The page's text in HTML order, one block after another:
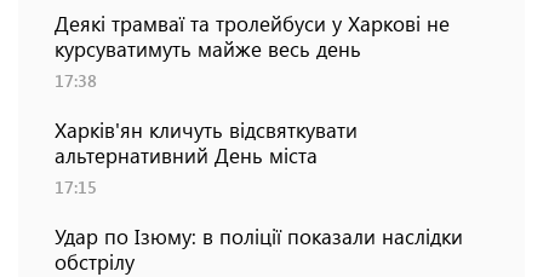
Деякі трамваї та тролейбуси у Харкові не
курсуватимуть майже весь день
17:38
Харків'ян кличуть відсвяткувати
альтернативний День міста
17:15
Удар по Ізюму: в поліції показали наслідки
обстрілу